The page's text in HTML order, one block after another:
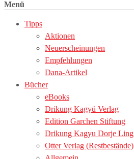
Menü
Tipps
Aktionen
Neuerscheinungen
Empfehlungen
Dana-Artikel
Bücher
eBooks
Drikung Kagyü Verlag
Edition Garchen Stiftung
Drikung Kagyu Dorje Ling
Otter Verlag (Restbestände)